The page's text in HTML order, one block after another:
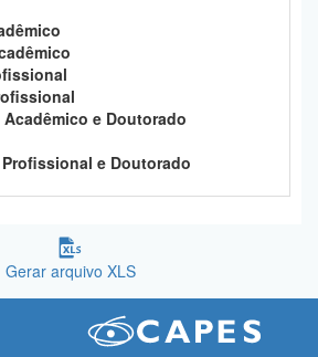
Acadêmico e Doutorado
e Doutorado
Gerar arquivo XLS